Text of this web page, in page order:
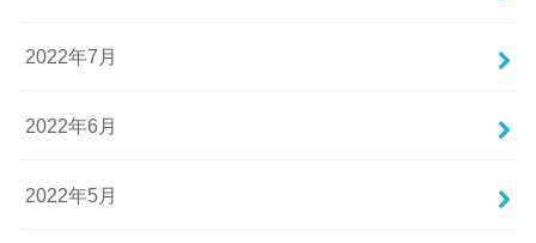
2022年7月
2022年6月
2022年5月